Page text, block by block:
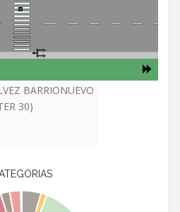
BARRIONUEVO
30)